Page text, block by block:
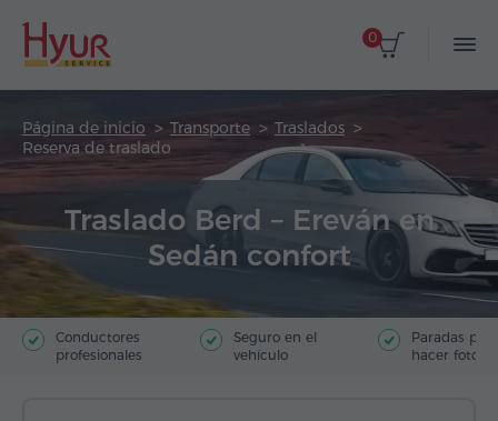
0
Página de inicio Transporte
Traslados
Reserva de traslado
Traslado Berd – Ereván en
Sedán confort
Conductores
profesionales
Seguro en el
vehículo
Paradas para
hacer fotos